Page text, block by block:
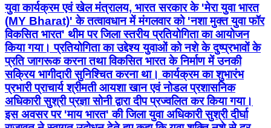
युवा कार्यक्रम एवं खेल मंत्रालय, भारत सरकार के 'मेरा युवा भारत
(MY Bharat)' के तत्वावधान में मंगलवार को 'नशा मुक्त युवा फॉर
विकसित भारत' थीम पर जिला स्तरीय प्रतियोगिता का आयोजन
किया गया। प्रतियोगिता का उद्देश्य युवाओं को नशे के दुष्प्रभावों के
प्रति जागरूक करना तथा विकसित भारत के निर्माण में उनकी
सक्रिय भागीदारी सुनिश्चित करना था। कार्यक्रम का शुभारंभ
प्रभारी प्राचार्य श्रीमती आयशा खान एवं नोडल प्रशासनिक
अधिकारी सुश्री प्रज्ञा सोनी द्वारा दीप प्रज्वलित कर किया गया।
इस अवसर पर 'माय भारत' की जिला युवा अधिकारी सुश्री दीर्घा